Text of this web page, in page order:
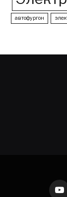
автофургон